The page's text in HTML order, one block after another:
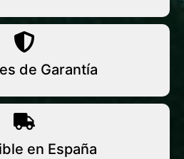
de Garantía
en España